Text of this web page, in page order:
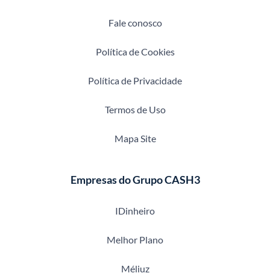
Fale conosco
Política de Cookies
Política de Privacidade
Termos de Uso
Mapa Site
Empresas do Grupo CASH3
IDinheiro
Melhor Plano
Méliuz